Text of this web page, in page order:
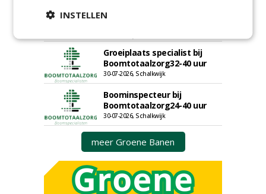
(fulltime) bij DSV zaden
Groeiplaats specialist bij
Boomtotaalzorg32-40 uur
30-07-2026, Schalkwijk
Boominspecteur bij
Boomtotaalzorg24-40 uur
30-07-2026, Schalkwijk
meer Groene Banen
INSTELLEN